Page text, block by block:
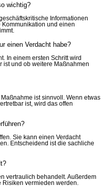
wichtig?
Informationen
und einen
einen Verdacht habe?
In einem ersten Schritt wird
ist und ob weitere Maßnahmen
ist sinnvoll. Wenn etwas
ist, wird das offen
Sie kann einen Verdacht
Entscheidend ist die sachliche
vertraulich behandelt. Außerdem
vermieden werden.